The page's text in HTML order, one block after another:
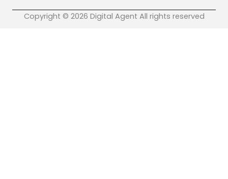
Copyright © 2026 Digital Agent All rights reserved